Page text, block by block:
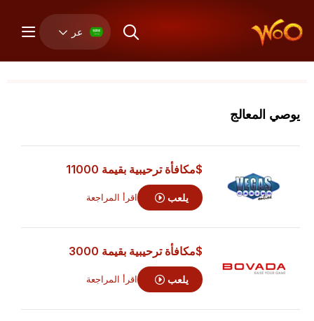
عر
يوصي المعالج
$مكافأة ترحيبية بقيمة 11000
يلعب اقرأ المراجعة
$مكافأة ترحيبية بقيمة 3000
يلعب اقرأ المراجعة